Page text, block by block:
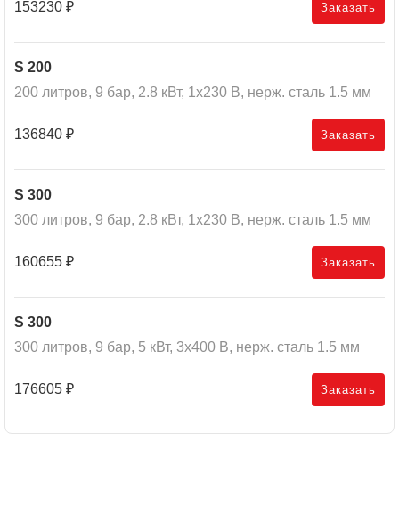
153230 ₽ Заказать
S 200
200 литров, 9 бар, 2.8 кВт, 1x230 В, нерж. сталь 1.5 мм
136840 ₽ Заказать
S 300
300 литров, 9 бар, 2.8 кВт, 1x230 В, нерж. сталь 1.5 мм
160655 ₽ Заказать
S 300
300 литров, 9 бар, 5 кВт, 3x400 В, нерж. сталь 1.5 мм
176605 ₽ Заказать